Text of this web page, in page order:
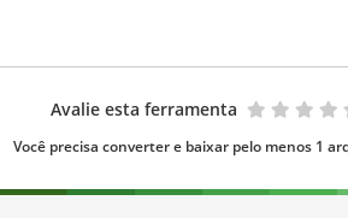
Avalie esta ferramenta
Você precisa converter e baixar pelo menos 1